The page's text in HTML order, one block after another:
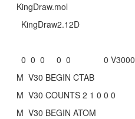
KingDraw.mol
KingDraw2.12D
0 0 0 0 0 0 V3000
M V30 BEGIN CTAB
M V30 COUNTS 2 1 0 0 0
M V30 BEGIN ATOM